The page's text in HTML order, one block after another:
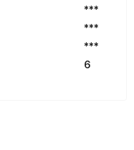
***
***
***
6